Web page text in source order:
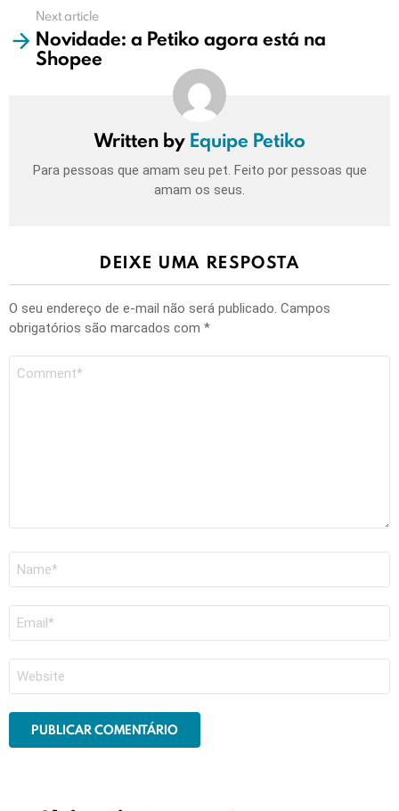
Next article
Novidade: a Petiko agora está na
Shopee
Written by Equipe Petiko
Para pessoas que amam seu pet. Feito por pessoas que
amam os seus.
DEIXE UMA RESPOSTA
O seu endereço de e-mail não será publicado. Campos
obrigatórios são marcados com *
mail
*